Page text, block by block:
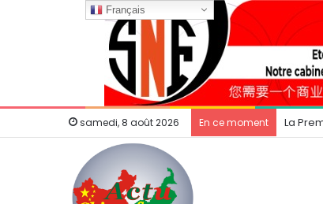
samedi, 8 août 2026 En ce moment La
Français